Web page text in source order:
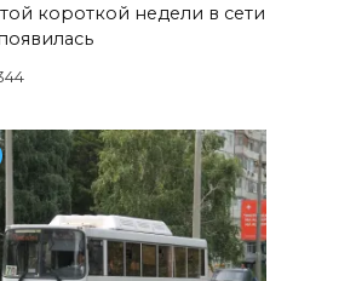
короткой недели в сети